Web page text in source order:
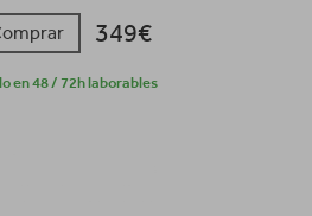
349€
en 48 / 72h laborables